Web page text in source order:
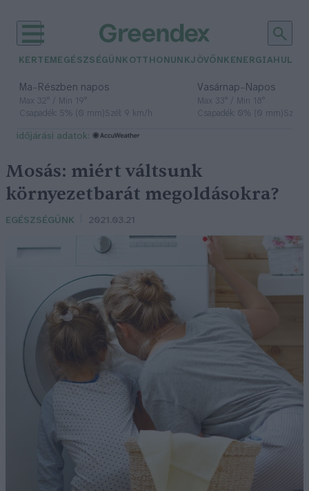
KERTEM EGÉSZSÉGÜNK OTTHONUNKJÖVŐNK ENERGIA
Ma– Részben napos
Max 32° / Min 19°
Csapadék: 5% (0 mm)Szél: 9 km/h
Vasárnap– Napos
Max 33° / Min 18°
Csapadék: 0% (0 mm)Szél:
időjárási adatok:
Mosás: miért váltsunk
környezetbarát megoldásokra?
EGÉSZSÉGÜNK 2021.03.21